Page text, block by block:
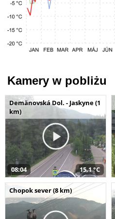
Kamery w pobliżu
Demänovská Dol. - Jaskyne (1
km)
08:04 15,1 °C
Chopok sever (8 km)